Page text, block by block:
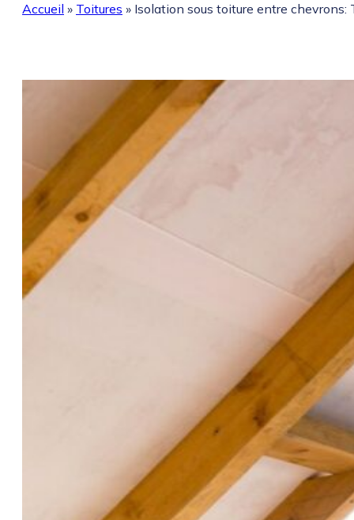
Accueil » Toitures » Isolation sous toiture entre chevrons: